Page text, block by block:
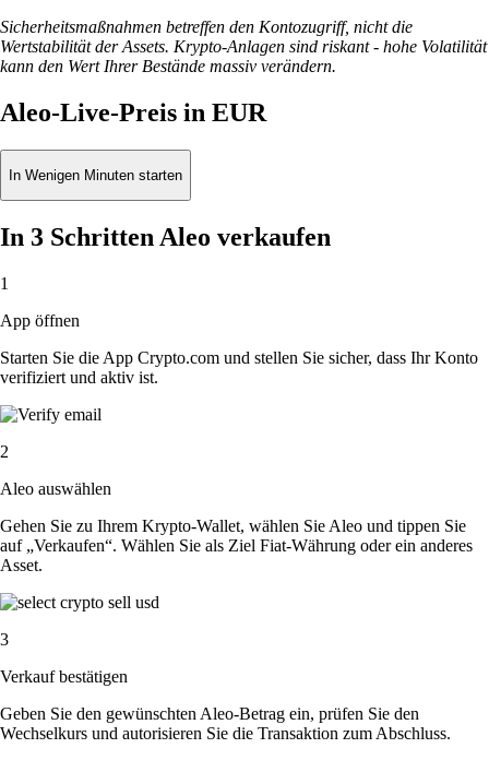
Sicherheitsmaßnahmen betreffen den Kontozugriff, nicht die
Wertstabilität der Assets. Krypto-Anlagen sind riskant - hohe Volatilität
kann den Wert Ihrer Bestände massiv verändern.
Aleo-Live-Preis in EUR
In Wenigen Minuten starten
In 3 Schritten Aleo verkaufen
1
App öffnen
Starten Sie die App Crypto.com und stellen Sie sicher, dass Ihr Konto
verifiziert und aktiv ist.
2
Aleo auswählen
Gehen Sie zu Ihrem Krypto-Wallet, wählen Sie Aleo und tippen Sie
auf „Verkaufen“. Wählen Sie als Ziel Fiat-Währung oder ein anderes
Asset.
3
Verkauf bestätigen
Geben Sie den gewünschten Aleo-Betrag ein, prüfen Sie den
Wechselkurs und autorisieren Sie die Transaktion zum Abschluss.